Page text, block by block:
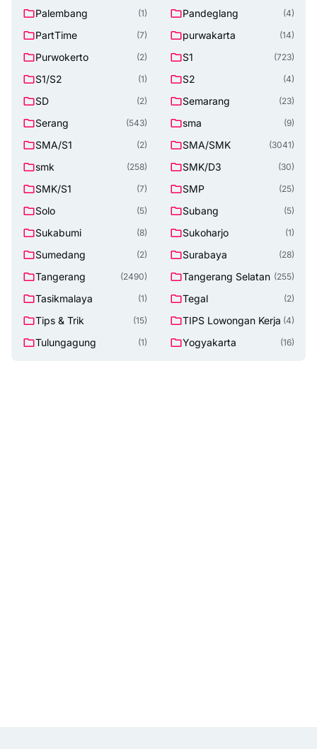
Palembang (1) Pandeglang (4)
PartTime (7) purwakarta (14)
Purwokerto (2) S1 (723)
S1/S2 (1) S2 (4)
SD (2) Semarang (23)
Serang (543) sma (9)
SMA/S1 (2) SMA/SMK (3041)
smk (258) SMK/D3 (30)
SMK/S1 (7) SMP (25)
Solo (5) Subang (5)
Sukabumi (8) Sukoharjo (1)
Sumedang (2) Surabaya (28)
Tangerang (2490) Tangerang Selatan (255)
Tasikmalaya (1) Tegal (2)
Tips & Trik (15) TIPS Lowongan Kerja (4)
Tulungagung (1) Yogyakarta (16)